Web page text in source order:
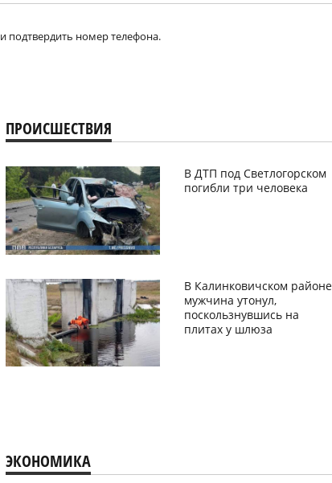
и подтвердить номер телефона.
ПРОИСШЕСТВИЯ
В ДТП под Светлогорском
погибли три человека
В Калинковичском районе
мужчина утонул,
поскользнувшись на
плитах у шлюза
ЭКОНОМИКА